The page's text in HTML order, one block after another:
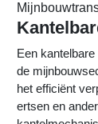
Een
de
het efficiënt
ertsen en